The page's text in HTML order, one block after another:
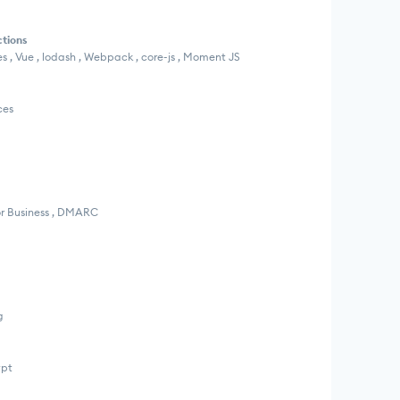
, Vue , lodash , Webpack , core-js , Moment JS
Business , DMARC